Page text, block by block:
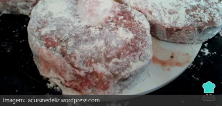
Imagem: lacuisinedeliz.wordpress.com